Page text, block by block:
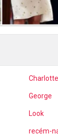
Charlotte
George
Look
recém-